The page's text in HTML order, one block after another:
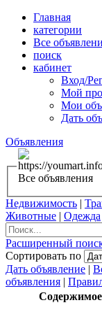
Главная
категории
Все
поиск
кабинет
Вход/
Мой
Мои
Дать
Объявления
Все объявления
Недвижимость |
Животные | Одежда
Расширенный
Сортировать по
Дать объявление |
объявления |
Содержимое